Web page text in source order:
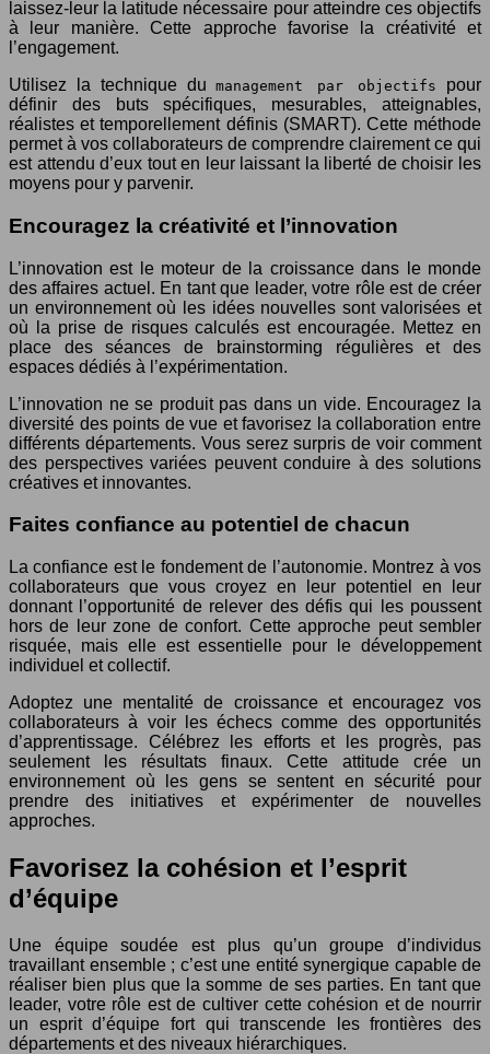
laissez-leur la latitude nécessaire pour atteindre ces objectifs
à leur manière. Cette approche favorise la créativité et
l’engagement.
Utilisez la technique dumanagement par objectifs
pour
définir des buts spécifiques, mesurables, atteignables,
réalistes et temporellement définis (SMART). Cette méthode
permet à vos collaborateurs de comprendre clairement ce qui
est attendu d’eux tout en leur laissant la liberté de choisir les
moyens pour y parvenir.
Encouragez la créativité et l’innovation
L’innovation est le moteur de la croissance dans le monde
des affaires actuel. En tant que leader, votre rôle est de créer
un environnement où les idées nouvelles sont valorisées et
où la prise de risques calculés est encouragée. Mettez en
place des séances de brainstorming régulières et des
espaces dédiés à l’expérimentation.
L’innovation ne se produit pas dans un vide. Encouragez la
diversité des points de vue et favorisez la collaboration entre
différents départements. Vous serez surpris de voir comment
des perspectives variées peuvent conduire à des solutions
créatives et innovantes.
Faites confiance au potentiel de chacun
La confiance est le fondement de l’autonomie. Montrez à vos
collaborateurs que vous croyez en leur potentiel en leur
donnant l’opportunité de relever des défis qui les poussent
hors de leur zone de confort. Cette approche peut sembler
risquée, mais elle est essentielle pour le développement
individuel et collectif.
Adoptez une mentalité de croissance et encouragez vos
collaborateurs à voir les échecs comme des opportunités
d’apprentissage. Célébrez les efforts et les progrès, pas
seulement les résultats finaux. Cette attitude crée un
environnement où les gens se sentent en sécurité pour
prendre des initiatives et expérimenter de nouvelles
approches.
Favorisez la cohésion et l’esprit
d’équipe
Une équipe soudée est plus qu’un groupe d’individus
travaillant ensemble ; c’est une entité synergique capable de
réaliser bien plus que la somme de ses parties. En tant que
leader, votre rôle est de cultiver cette cohésion et de nourrir
un esprit d’équipe fort qui transcende les frontières des
départements et des niveaux hiérarchiques.